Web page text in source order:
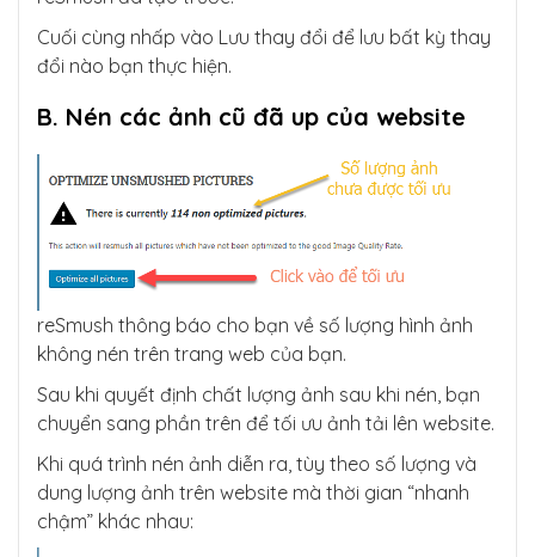
Cuối cùng nhấp vào Lưu thay đổi để lưu bất kỳ thay
đổi nào bạn thực hiện.
B. Nén các ảnh cũ đã up của website
reSmush thông báo cho bạn về số lượng hình ảnh
không nén trên trang web của bạn.
Sau khi quyết định chất lượng ảnh sau khi nén, bạn
chuyển sang phần trên để tối ưu ảnh tải lên website.
Khi quá trình nén ảnh diễn ra, tùy theo số lượng và
dung lượng ảnh trên website mà thời gian “nhanh
chậm” khác nhau: